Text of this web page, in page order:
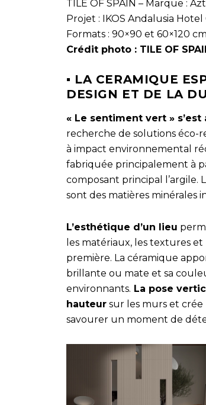
TILE OF SPAIN – Marque :
Projet : IKOS Andalusia
Formats : 90×90 et 60×120 cm
Crédit photo : TILE OF
▪ LA CERAMIQUE
DESIGN ET DE LA
« Le sentiment vert » s’est
recherche de solutions éco-
à impact environnemental
fabriquée principalement à
composant principal l’argile.
sont des matières minérales
L’esthétique d’un lieu
les matériaux, les textures
première. La céramique
brillante ou mate et sa
environnants. La pose
hauteur sur les murs et
savourer un moment de